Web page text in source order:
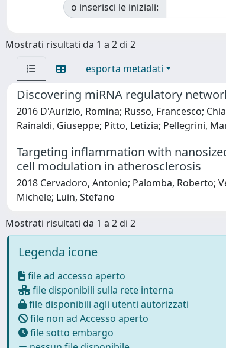
o inserisci le iniziali:
Mostrati risultati da 1 a 2 di 2
esporta metadati
Discovering miRNA regulatory
2016 D'Aurizio, Romina; Russo, Francesco;
Rainaldi, Giuseppe; Pitto, Letizia; Pellegrini,
Targeting inflammation with
cell modulation in atherosclerosis
2018 Cervadoro, Antonio; Palomba, Roberto;
Michele; Luin, Stefano
Mostrati risultati da 1 a 2 di 2
Legenda icone
file ad accesso aperto
file disponibili sulla rete interna
file disponibili agli utenti autorizzati
file non ad Accesso aperto
file sotto embargo